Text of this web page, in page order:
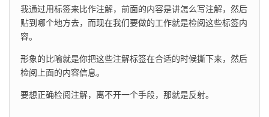
我通过用标签来比作注解，前面的内容是讲怎么写注解，然后
贴到哪个地方去，而现在我们要做的工作就是检阅这些标签内
容。
形象的比喻就是你把这些注解标签在合适的时候撕下来，然后
检阅上面的内容信息。
要想正确检阅注解，离不开一个手段，那就是反射。